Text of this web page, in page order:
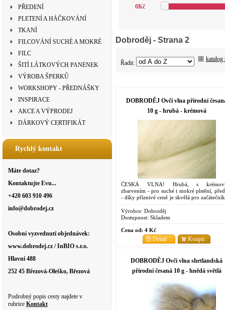
PŘEDENÍ
PLETENÍ A HÁČKOVÁNÍ
TKANÍ
FILCOVÁNÍ SUCHÉ A MOKRÉ
FILC
ŠITÍ LÁTKOVÝCH PANENEK
VÝROBA ŠPERKŮ
WORKSHOPY - PŘEDNÁŠKY
INSPIRACE
AKCE A VÝPRODEJ
DÁRKOVÝ CERTIFIKÁT
Rychlý kontakt
Máte dotaz?
Kontaktujte Evu...
+420 603 910 496
info@dobrodej.cz
Osobní vyzvednutí objednávek:
www.dobrodej.cz / InBIO s.r.o.
Hlavní 488
252 45 Březová-Oleško, Březová
Podrobný popis cesty najdete v
rubrice Kontakt
0Kč
Dobroděj - Strana 2
Řadit:
katalog
DOBRODĚJ Ovčí vlna přírodní
10 g - hrubá - krémová
ČESKÁ VLNA! Hrubá, s
zbarvením - pro suché i mokré plstění,
- díky příznivé ceně je skvělá pro
Výrobce: Dobroděj
Dostupnost: Skladem
Cena od: 4 Kč
Koupit
Detail
DOBRODĚJ Ovčí vlna shetlandská
přírodní česaná 10 g - hnědá světlá